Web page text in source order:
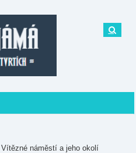
Vítězné náměstí a jeho okolí